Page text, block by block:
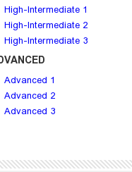
High-Intermediate 1
High-Intermediate 2
High-Intermediate 3
Advanced 1
Advanced 2
Advanced 3